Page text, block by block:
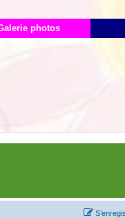
photos